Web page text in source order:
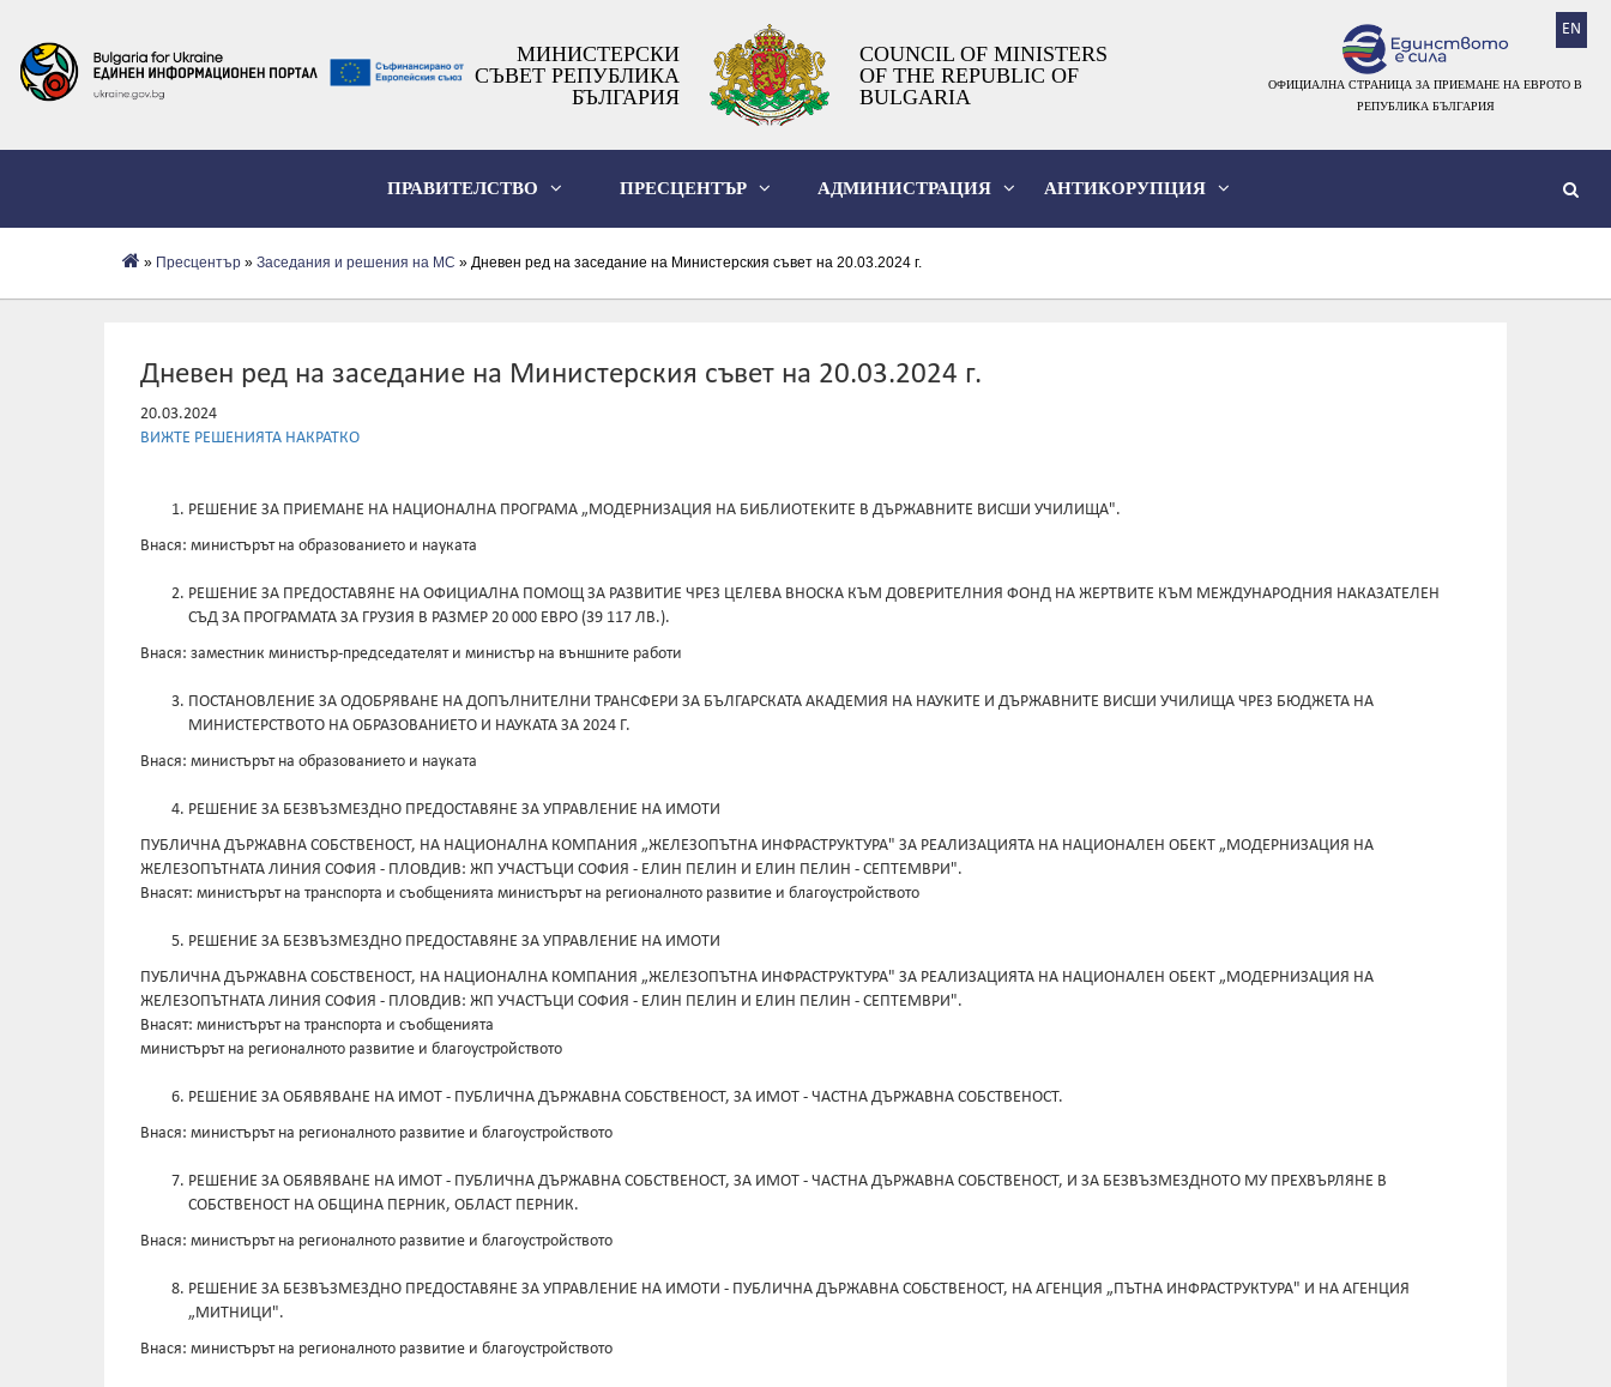
EN
МИНИСТЕРСКИ
СЪВЕТ РЕПУБЛИКА
БЪЛГАРИЯ
COUNCIL OF MINISTERS
OF THE REPUBLIC OF
BULGARIA
ОФИЦИАЛНА СТРАНИЦА ЗА ПРИЕМАНЕ НА ЕВРОТО В
РЕПУБЛИКА БЪЛГАРИЯ
ПРАВИТЕЛСТВО ПРЕСЦЕНТЪР АДМИНИСТРАЦИЯ АНТИКОРУПЦИЯ
» Пресцентър » Заседания и решения на МС » Дневен ред на заседание на Министерския съвет на 20.03.2024 г.
Дневен ред на заседание на Министерския съвет на 20.03.2024 г.
20.03.2024
ВИЖТЕ РЕШЕНИЯТА НАКРАТКО
РЕШЕНИЕ ЗА ПРИЕМАНЕ НА НАЦИОНАЛНА ПРОГРАМА „МОДЕРНИЗАЦИЯ НА БИБЛИОТЕКИТЕ В ДЪРЖАВНИТЕ ВИСШИ УЧИЛИЩА".
Внася: министърът на образованието и науката
РЕШЕНИЕ ЗА ПРЕДОСТАВЯНЕ НА ОФИЦИАЛНА ПОМОЩ ЗА РАЗВИТИЕ ЧРЕЗ ЦЕЛЕВА ВНОСКА КЪМ ДОВЕРИТЕЛНИЯ ФОНД НА ЖЕРТВИТЕ КЪМ МЕЖДУНАРОДНИЯ НАКАЗАТЕЛЕН
СЪД ЗА ПРОГРАМАТА ЗА ГРУЗИЯ В РАЗМЕР 20 000 ЕВРО (39 117 ЛВ.).
Внася: заместник министър-председателят и министър на външните работи
ПОСТАНОВЛЕНИЕ ЗА ОДОБРЯВАНЕ НА ДОПЪЛНИТЕЛНИ ТРАНСФЕРИ ЗА БЪЛГАРСКАТА АКАДЕМИЯ НА НАУКИТЕ И ДЪРЖАВНИТЕ ВИСШИ УЧИЛИЩА ЧРЕЗ БЮДЖЕТА НА
МИНИСТЕРСТВОТО НА ОБРАЗОВАНИЕТО И НАУКАТА ЗА 2024 Г.
Внася: министърът на образованието и науката
РЕШЕНИЕ ЗА БЕЗВЪЗМЕЗДНО ПРЕДОСТАВЯНЕ ЗА УПРАВЛЕНИЕ НА ИМОТИ
ПУБЛИЧНА ДЪРЖАВНА СОБСТВЕНОСТ, НА НАЦИОНАЛНА КОМПАНИЯ „ЖЕЛЕЗОПЪТНА ИНФРАСТРУКТУРА" ЗА РЕАЛИЗАЦИЯТА НА НАЦИОНАЛЕН ОБЕКТ „МОДЕРНИЗАЦИЯ НА
ЖЕЛЕЗОПЪТНАТА ЛИНИЯ СОФИЯ - ПЛОВДИВ: ЖП УЧАСТЪЦИ СОФИЯ - ЕЛИН ПЕЛИН И ЕЛИН ПЕЛИН - СЕПТЕМВРИ".
Внасят: министърът на транспорта и съобщенията министърът на регионалното развитие и благоустройството
РЕШЕНИЕ ЗА БЕЗВЪЗМЕЗДНО ПРЕДОСТАВЯНЕ ЗА УПРАВЛЕНИЕ НА ИМОТИ
ПУБЛИЧНА ДЪРЖАВНА СОБСТВЕНОСТ, НА НАЦИОНАЛНА КОМПАНИЯ „ЖЕЛЕЗОПЪТНА ИНФРАСТРУКТУРА" ЗА РЕАЛИЗАЦИЯТА НА НАЦИОНАЛЕН ОБЕКТ „МОДЕРНИЗАЦИЯ НА
ЖЕЛЕЗОПЪТНАТА ЛИНИЯ СОФИЯ - ПЛОВДИВ: ЖП УЧАСТЪЦИ СОФИЯ - ЕЛИН ПЕЛИН И ЕЛИН ПЕЛИН - СЕПТЕМВРИ".
Внасят: министърът на транспорта и съобщенията
министърът на регионалното развитие и благоустройството
РЕШЕНИЕ ЗА ОБЯВЯВАНЕ НА ИМОТ - ПУБЛИЧНА ДЪРЖАВНА СОБСТВЕНОСТ, ЗА ИМОТ - ЧАСТНА ДЪРЖАВНА СОБСТВЕНОСТ.
Внася: министърът на регионалното развитие и благоустройството
РЕШЕНИЕ ЗА ОБЯВЯВАНЕ НА ИМОТ - ПУБЛИЧНА ДЪРЖАВНА СОБСТВЕНОСТ, ЗА ИМОТ - ЧАСТНА ДЪРЖАВНА СОБСТВЕНОСТ, И ЗА БЕЗВЪЗМЕЗДНОТО МУ ПРЕХВЪРЛЯНЕ В
СОБСТВЕНОСТ НА ОБЩИНА ПЕРНИК, ОБЛАСТ ПЕРНИК.
Внася: министърът на регионалното развитие и благоустройството
РЕШЕНИЕ ЗА БЕЗВЪЗМЕЗДНО ПРЕДОСТАВЯНЕ ЗА УПРАВЛЕНИЕ НА ИМОТИ - ПУБЛИЧНА ДЪРЖАВНА СОБСТВЕНОСТ, НА АГЕНЦИЯ „ПЪТНА ИНФРАСТРУКТУРА" И НА АГЕНЦИЯ
„МИТНИЦИ".
Внася: министърът на регионалното развитие и благоустройството